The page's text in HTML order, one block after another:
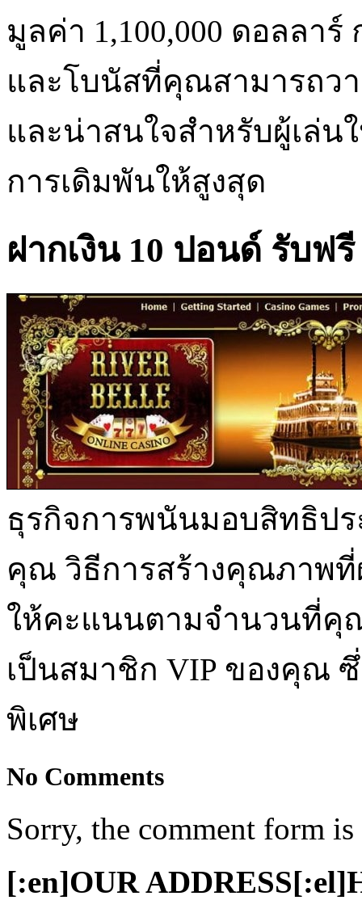
มูลค่า 1,100,000 ดอลลา
และโบนัสที่คุณสามารถว
และน่าสนใจสำหรับผู้เล่น
การเดิมพันให้สูงสุด
ฝากเงิน 10 ปอนด์ รับฟ
ธุรกิจการพนันมอบสิทธิป
คุณ วิธีการสร้างคุณภาพที่
ให้คะแนนตามจำนวนที่คุ
เป็นสมาชิก VIP ของคุณ
พิเศษ
No Comments
Sorry, the comment form
[:en]OUR